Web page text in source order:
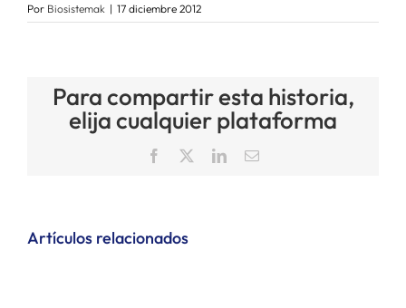
Por Biosistemak | 17 diciembre 2012
Para compartir esta historia,
elija cualquier plataforma
Facebook LinkedInCorreo
Artículos relacionados